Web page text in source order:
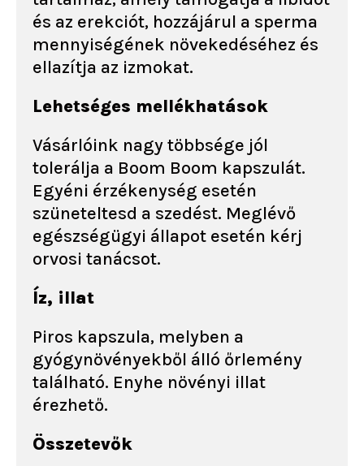
és az erekciót, hozzájárul a sperma
mennyiségének növekedéséhez és
ellazítja az izmokat.
Lehetséges mellékhatások
Vásárlóink nagy többsége jól
tolerálja a Boom Boom kapszulát.
Egyéni érzékenység esetén
szüneteltesd a szedést. Meglévő
egészségügyi állapot esetén kérj
orvosi tanácsot.
Íz, illat
Piros kapszula, melyben a
gyógynövényekből álló őrlemény
található. Enyhe növényi illat
érezhető.
Összetevők